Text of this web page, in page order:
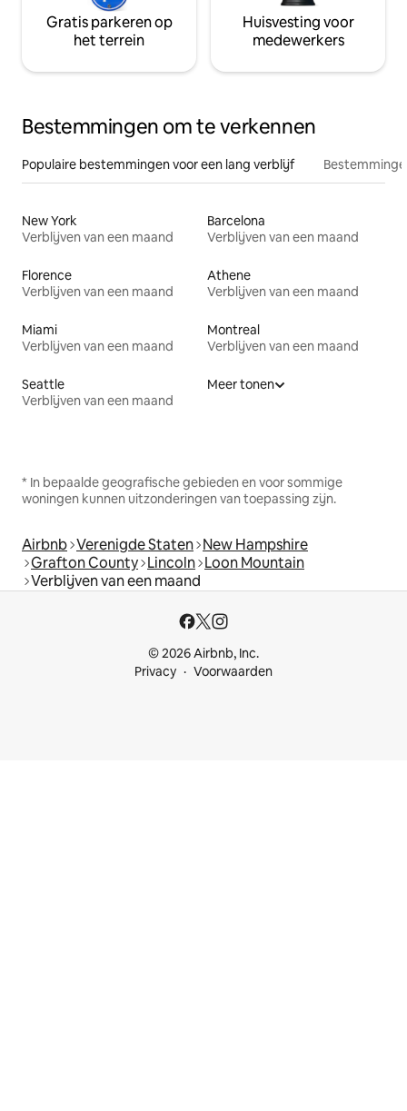
Gratis parkeren op
het terrein
Huisvesting voor
medewerkers
Bestemmingen om te verkennen
Populaire bestemmingen voor een lang verblijf
New York
Verblijven van een maand
Barcelona
Verblijven van een maand
Florence
Verblijven van een maand
Athene
Verblijven van een maand
Miami
Verblijven van een maand
Montreal
Verblijven van een maand
Seattle
Verblijven van een maand
Meer tonen
* In bepaalde geografische gebieden en voor sommige
woningen kunnen uitzonderingen van toepassing zijn.
Airbnb Verenigde Staten New Hampshire
Grafton County Lincoln Loon Mountain
Verblijven van een maand
© 2026 Airbnb, Inc.
Privacy
Voorwaarden